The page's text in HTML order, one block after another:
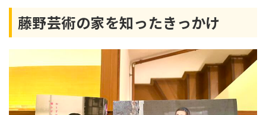
藤野芸術の家を知ったきっかけ